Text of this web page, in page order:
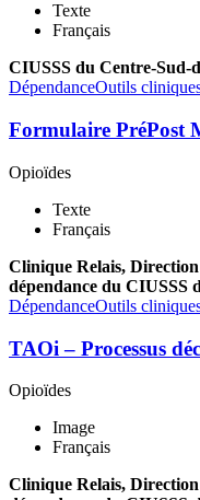
Texte
Français
CIUSSS du Centre-Sud-
DépendanceOutils
Formulaire
Opioïdes
Texte
Français
Clinique Relais,
dépendance du CIUSSS
DépendanceOutils
TAOi – Processus
Opioïdes
Image
Français
Clinique Relais,